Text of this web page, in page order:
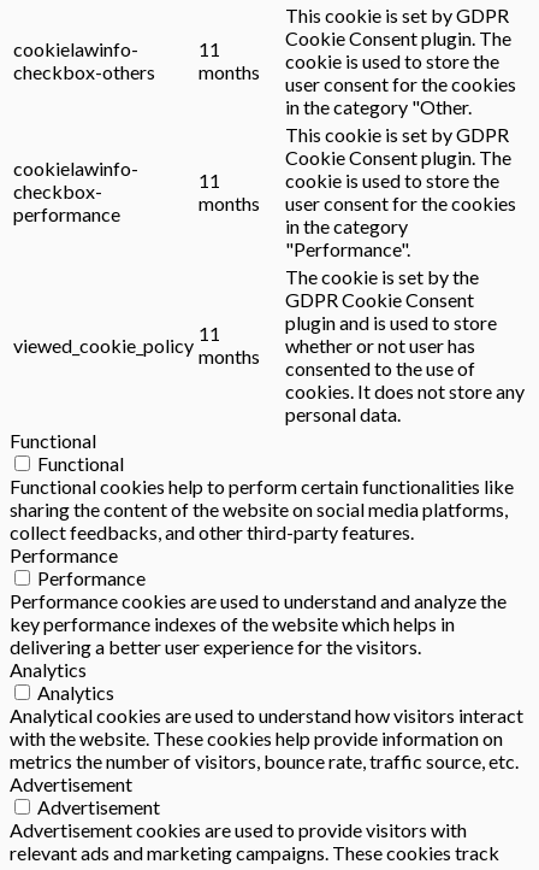
cookielawinfo-
checkbox-others
11
months
This cookie is set by GDPR
Cookie Consent plugin. The
cookie is used to store the
user consent for the cookies
in the category "Other.
cookielawinfo-
checkbox-
performance
11
months
This cookie is set by GDPR
Cookie Consent plugin. The
cookie is used to store the
user consent for the cookies
in the category
"Performance".
viewed_cookie_policy
11
months
The cookie is set by the
GDPR Cookie Consent
plugin and is used to store
whether or not user has
consented to the use of
cookies. It does not store any
personal data.
Functional
Functional
Functional cookies help to perform certain functionalities like
sharing the content of the website on social media platforms,
collect feedbacks, and other third-party features.
Performance
Performance
Performance cookies are used to understand and analyze the
key performance indexes of the website which helps in
delivering a better user experience for the visitors.
Analytics
Analytics
Analytical cookies are used to understand how visitors interact
with the website. These cookies help provide information on
metrics the number of visitors, bounce rate, traffic source, etc.
Advertisement
Advertisement
Advertisement cookies are used to provide visitors with
relevant ads and marketing campaigns. These cookies track